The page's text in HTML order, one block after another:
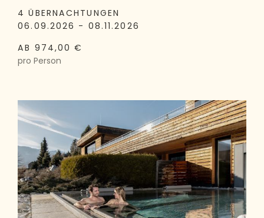
4 ÜBERNACHTUNGEN
06.09.2026 - 08.11.2026
AB 974,00 €
pro Person